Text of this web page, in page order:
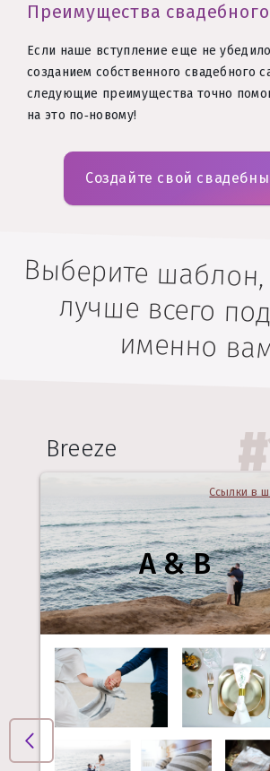
Преимущества свадебного
Если наше вступление еще не убедило
созданием собственного свадебного
следующие преимущества точно
на это по‑новому!
Создайте свой
Выберите
лучше всего
именно
Breeze #
Ссылки в
A & B